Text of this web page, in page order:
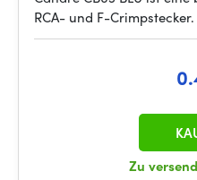
RCA- und F-
Zu